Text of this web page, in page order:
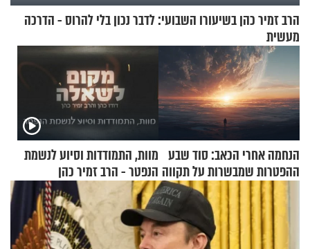
הרב זמיר כהן בשיעורו השבועי: לדבר נכון בלי להרוס - הדרכה
מעשית
הנחמה אחרי הכאב: סוד שבע
ההפטרות שמבשרות על תקווה
וגאולה
מוות, התמודדות וסיוע לנשמת
הנפטר - הרב זמיר כהן